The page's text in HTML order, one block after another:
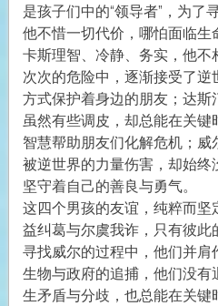
是孩子们中的“领导者”，为了
他不惜一切代价，哪怕面临
卡斯理智、冷静、务实，他不
次次的危险中，逐渐接受了
方式保护着身边的朋友；达
虽然有些调皮，却总能在关键
智慧帮助朋友们化解危机；
被逆世界的力量伤害，却始终
坚守着自己的善良与勇气。
这四个男孩的友谊，纯粹而坚
益纠葛与尔虞我诈，只有彼此
寻找威尔的过程中，他们并
生物与政府的追捕，他们没
生矛盾与分歧，也总能在关键